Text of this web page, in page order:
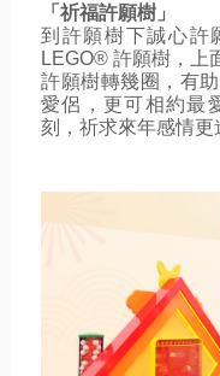
「祈福許願樹」
到許願樹下誠心許
LEGO® 許願樹，上
許願樹轉幾圈，有
愛侶，更可相約最
刻，祈求來年感情更